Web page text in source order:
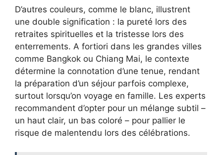
D’autres couleurs, comme le blanc, illustrent
une double signification : la pureté lors des
retraites spirituelles et la tristesse lors des
enterrements. A fortiori dans les grandes villes
comme Bangkok ou Chiang Mai, le contexte
détermine la connotation d’une tenue, rendant
la préparation d’un séjour parfois complexe,
surtout lorsqu’on voyage en famille. Les experts
recommandent d’opter pour un mélange subtil –
un haut clair, un bas coloré – pour pallier le
risque de malentendu lors des célébrations.